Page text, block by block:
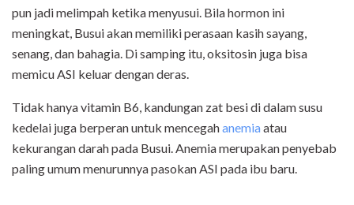
pun jadi melimpah ketika menyusui. Bila hormon ini
meningkat, Busui akan memiliki perasaan kasih sayang,
senang, dan bahagia. Di samping itu, oksitosin juga bisa
memicu ASI keluar dengan deras.
Tidak hanya vitamin B6, kandungan zat besi di dalam susu
kedelai juga berperan untuk mencegahanemiaatau
kekurangan darah pada Busui. Anemia merupakan penyebab
paling umum menurunnya pasokan ASI pada ibu baru.